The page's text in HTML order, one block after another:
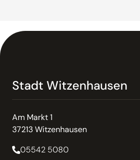
Stadt Witzenhausen
Am Markt 1
37213 Witzenhausen
05542 5080